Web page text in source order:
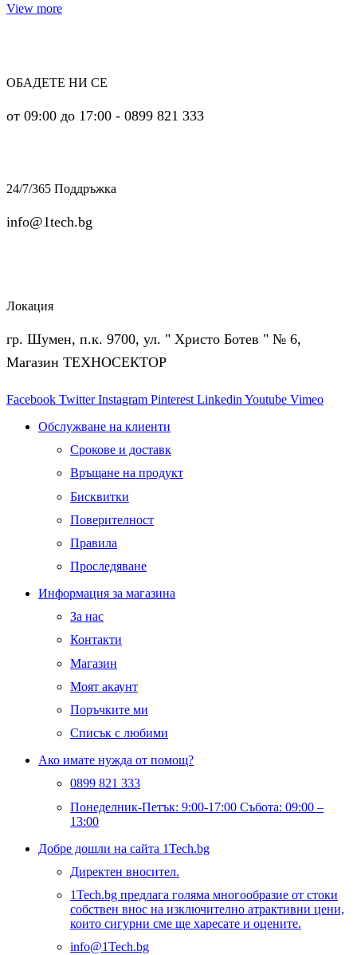
View more
ОБАДЕТЕ НИ СЕ
от 09:00 до 17:00 - 0899 821 333
24/7/365 Поддръжка
info@1tech.bg
Локация
гр. Шумен, п.к. 9700, ул. " Христо Ботев " № 6,
Магазин ТЕХНОСЕКТОР
Facebook Twitter Instagram Pinterest Linkedin Youtube Vimeo
Обслужване на клиенти
Срокове и доставк
Връщане на продукт
Бисквитки
Поверителност
Правила
Проследяване
Информация за магазина
За нас
Контакти
Магазин
Моят акаунт
Поръчките ми
Списък с любими
Ако имате нужда от помощ?
0899 821 333
Понеделник-Петък: 9:00-17:00 Събота: 09:00 –
13:00
Добре дошли на сайта 1Tech.bg
Директен вносител.
1Tech.bg предлага голяма многообразие от стоки
собствен внос на изключително атрактивни цени,
които сигурни сме ще харесате и оцените.
info@1Tech.bg